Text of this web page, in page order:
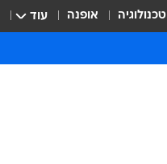
טכנולוגיה אופנה עוד